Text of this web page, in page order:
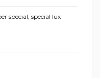
special, special lux